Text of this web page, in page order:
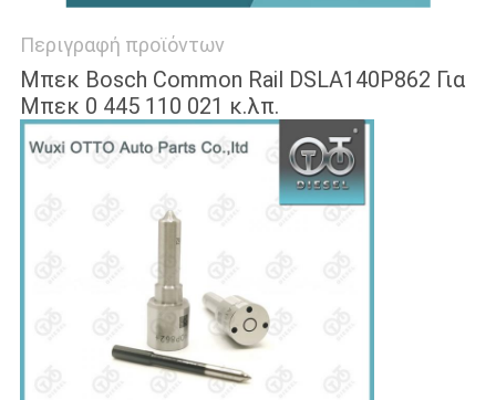
Περιγραφή προϊόντων
Μπεκ Bosch Common Rail DSLA140P862 Για
Μπεκ 0 445 110 021 κ.λπ.